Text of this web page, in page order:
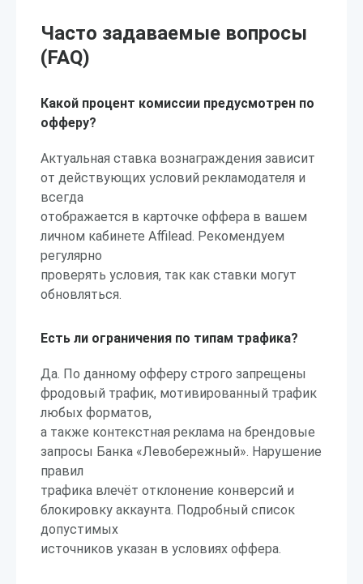
Часто задаваемые вопросы
(FAQ)
Какой процент комиссии предусмотрен по
офферу?
Актуальная ставка вознаграждения зависит
от действующих условий рекламодателя и
всегда
отображается в карточке оффера в вашем
личном кабинете Affilead. Рекомендуем
регулярно
проверять условия, так как ставки могут
обновляться.
Есть ли ограничения по типам трафика?
Да. По данному офферу строго запрещены
фродовый трафик, мотивированный трафик
любых форматов,
а также контекстная реклама на брендовые
запросы Банка «Левобережный». Нарушение
правил
трафика влечёт отклонение конверсий и
блокировку аккаунта. Подробный список
допустимых
источников указан в условиях оффера.